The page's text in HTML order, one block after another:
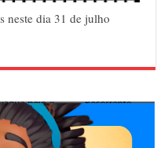
neste dia 31 de julho